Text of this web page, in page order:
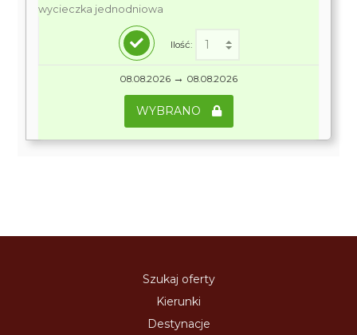
wycieczka jednodniowa
Ilość:
08.08.2026 → 08.08.2026
WYBRANO
Szukaj oferty
Kierunki
Destynacje